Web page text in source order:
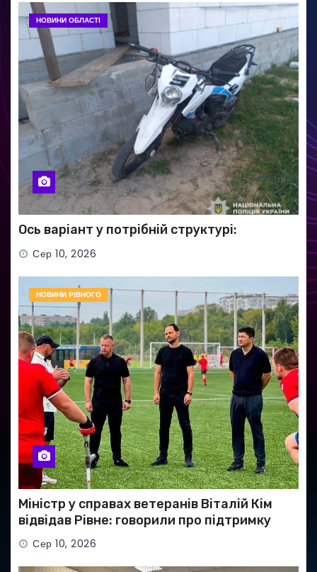
НОВИНИ ОБЛАСТІ
Ось варіант у потрібній структурі:
Сер 10, 2026
НОВИНИ РІВНОГО
Міністр у справах ветеранів Віталій Кім
відвідав Рівне: говорили про підтримку
Захисників і Захисниць
Сер 10, 2026